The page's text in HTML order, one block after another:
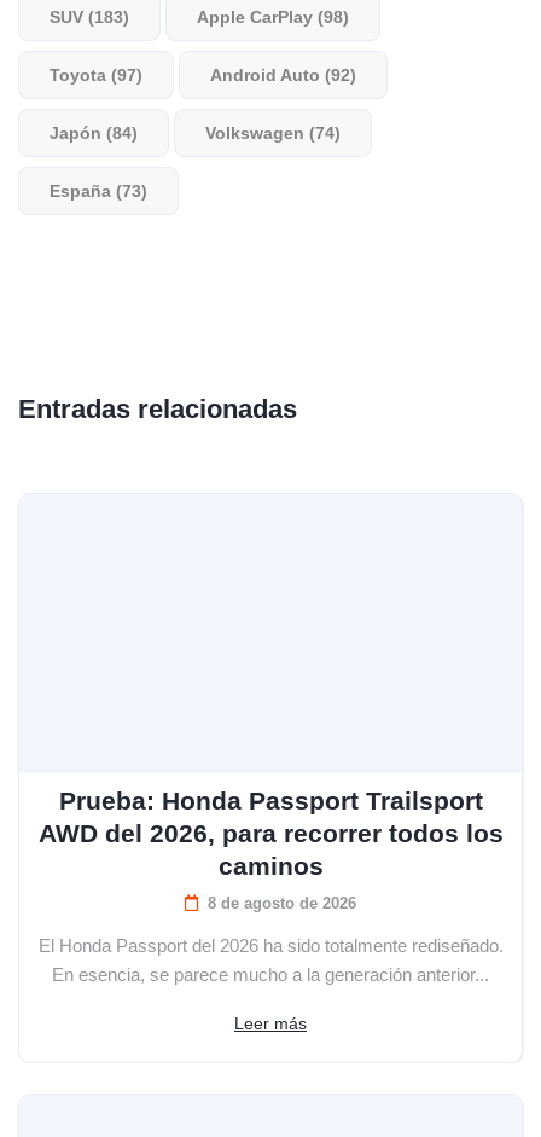
SUV (183) Apple CarPlay (98)
Toyota (97) Android Auto (92)
Japón (84) Volkswagen (74)
España (73)
Entradas relacionadas
Prueba: Honda Passport Trailsport
AWD del 2026, para recorrer todos los
caminos
8 de agosto de 2026
El Honda Passport del 2026 ha sido totalmente rediseñado.
En esencia, se parece mucho a la generación anterior...
Leer más